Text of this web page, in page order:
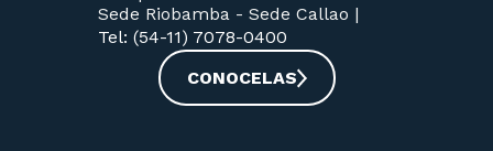
Sede Riobamba - Sede Callao |
Tel: (54-11) 7078-0400
CONOCELAS